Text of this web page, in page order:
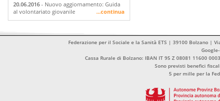
20.06.2016 - Nuovo aggiornamento: Guida
al volontariato giovanile
...continua
Federazione per il Sociale e la Sanità ETS | 39100 Bolzano |
Cassa Rurale di Bolzano: IBAN IT 95 Z 08081 11600
Sono previsti benefici
5 per mille per la